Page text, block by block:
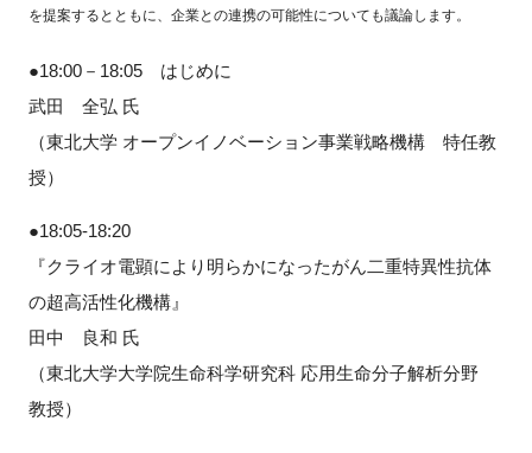
を提案するとともに、企業との連携の可能性についても議論します。
●18:00－18:05 はじめに
武田 全弘 氏
（東北大学 オープンイノベーション事業戦略機構 特任教
授）
●18:05-18:20
『クライオ電顕により明らかになったがん二重特異性抗体
の超高活性化機構』
田中 良和 氏
（東北大学大学院生命科学研究科 応用生命分子解析分野
教授）